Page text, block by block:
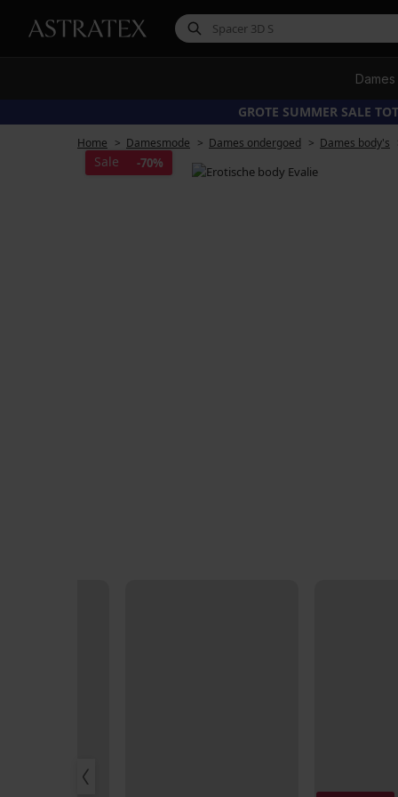
Dames
GROTE SUMMER SALE
Home Damesmode Dames ondergoed Dames body's
Sale -70%